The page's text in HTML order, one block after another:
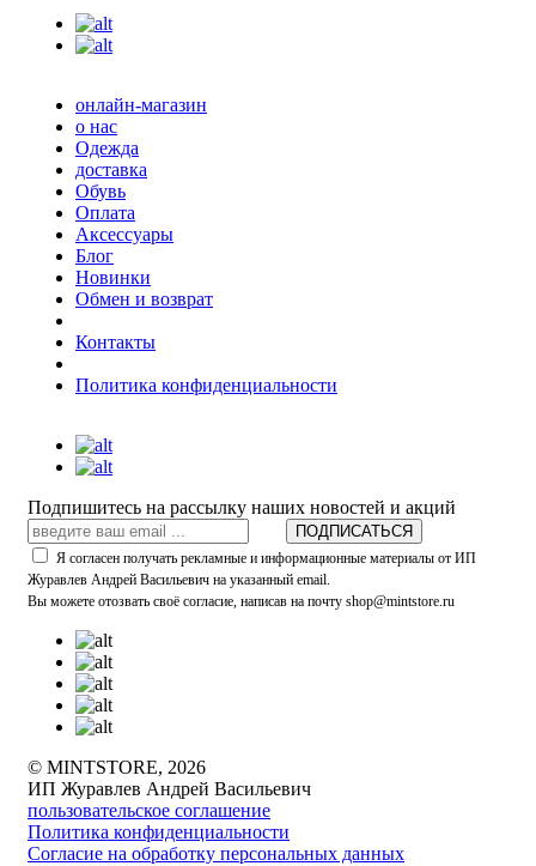
онлайн-магазин
о нас
Одежда
доставка
Обувь
Оплата
Аксессуары
Блог
Новинки
Обмен и возврат
Контакты
Политика конфиденциальности
Подпишитесь на рассылку наших новостей и акций
ПОДПИСАТЬСЯ
Я согласен получать рекламные и информационные материалы от ИП
Журавлев Андрей Васильевич на указанный email.
Вы можете отозвать своё согласие, написав на почту shop@mintstore.ru
© MINTSTORE, 2026
ИП Журавлев Андрей Васильевич
пользовательское соглашение
Политика конфиденциальности
Согласие на обработку персональных данных